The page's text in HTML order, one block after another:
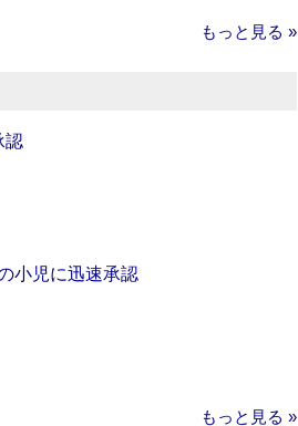
もっと見る »
認
小児に迅速承認
もっと見る »